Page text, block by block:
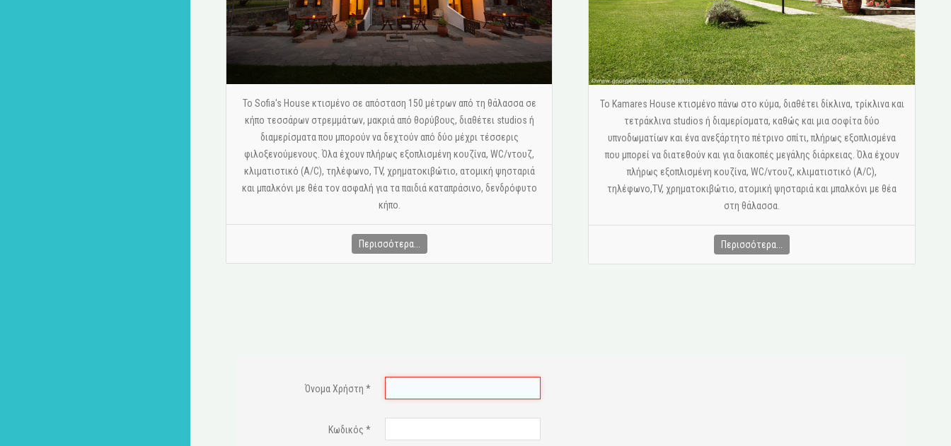
Το Sofia's House κτισμένο σε απόσταση 150 μέτρων από τη θάλασσα σε
κήπο τεσσάρων στρεμμάτων, μακριά από θορύβους, διαθέτει studios ή
διαμερίσματα που μπορούν να δεχτούν από δύο μέχρι τέσσερις
φιλοξενούμενους. Όλα έχουν πλήρως εξοπλισμένη κουζίνα, WC/ντουζ,
κλιματιστικό (A/C), τηλέφωνο, ΤV, χρηματοκιβώτιο, ατομική ψησταριά
και μπαλκόνι με θέα τον ασφαλή για τα παιδιά καταπράσινο, δενδρόφυτο
κήπο.
Περισσότερα...
Το Kamares House κτισμένο πάνω στο κύμα, διαθέτει δίκλινα, τρίκλινα και
τετράκλινα studios ή διαμερίσματα, καθώς και μια σοφίτα δύο
υπνοδωματίων και ένα ανεξάρτητο πέτρινο σπίτι, πλήρως εξοπλισμένα
που μπορεί να διατεθούν και για διακοπές μεγάλης διάρκειας. Όλα έχουν
πλήρως εξοπλισμένη κουζίνα, WC/ντουζ, κλιματιστικό (A/C),
τηλέφωνο,ΤV, χρηματοκιβώτιο, ατομική ψησταριά και μπαλκόνι με θέα
στη θάλασσα.
Περισσότερα...
Όνομα Χρήστη *
Κωδικός *